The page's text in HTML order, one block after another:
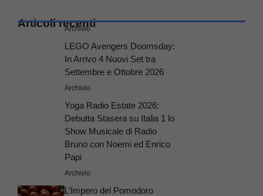
Articoli recenti
Archivio
LEGO Avengers Doomsday:
In Arrivo 4 Nuovi Set tra
Settembre e Ottobre 2026
Archivio
Yoga Radio Estate 2026:
Debutta Stasera su Italia 1 lo
Show Musicale di Radio
Bruno con Noemi ed Enrico
Papi
Archivio
L’Impero del Pomodoro